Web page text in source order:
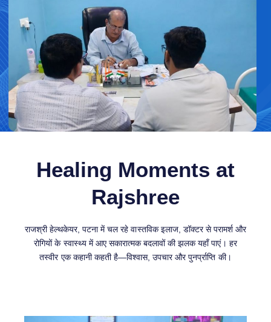
Healing Moments at
Rajshree
राजश्री हेल्थकेयर, पटना में चल रहे वास्तविक इलाज, डॉक्टर से परामर्श और
रोगियों के स्वास्थ्य में आए सकारात्मक बदलावों की झलक यहाँ पाएं। हर
तस्वीर एक कहानी कहती है—विश्वास, उपचार और पुनर्प्राप्ति की।